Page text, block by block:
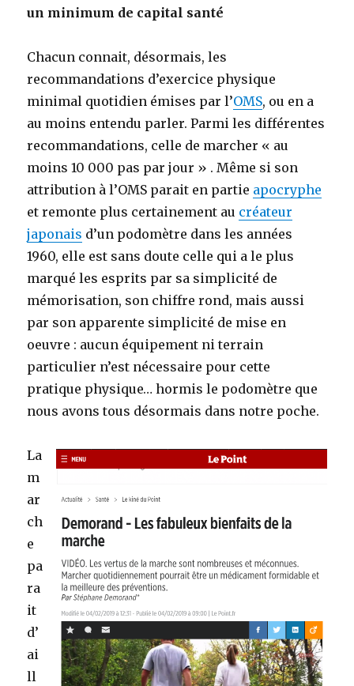
un minimum de capital santé
Chacun connait, désormais, les
recommandations d’exercice physique
minimal quotidien émises par l’OMS, ou en a
au moins entendu parler. Parmi les différentes
recommandations, celle de marcher « au
moins 10 000 pas par jour » . Même si son
attribution à l’OMS parait en partie apocryphe
et remonte plus certainement au créateur
japonais d’un podomètre dans les années
1960, elle est sans doute celle qui a le plus
marqué les esprits par sa simplicité de
mémorisation, son chiffre rond, mais aussi
par son apparente simplicité de mise en
oeuvre : aucun équipement ni terrain
particulier n’est nécessaire pour cette
pratique physique… hormis le podomètre que
nous avons tous désormais dans notre poche.
La
m
ar
ch
e
pa
ra
it
d’
ai
ll